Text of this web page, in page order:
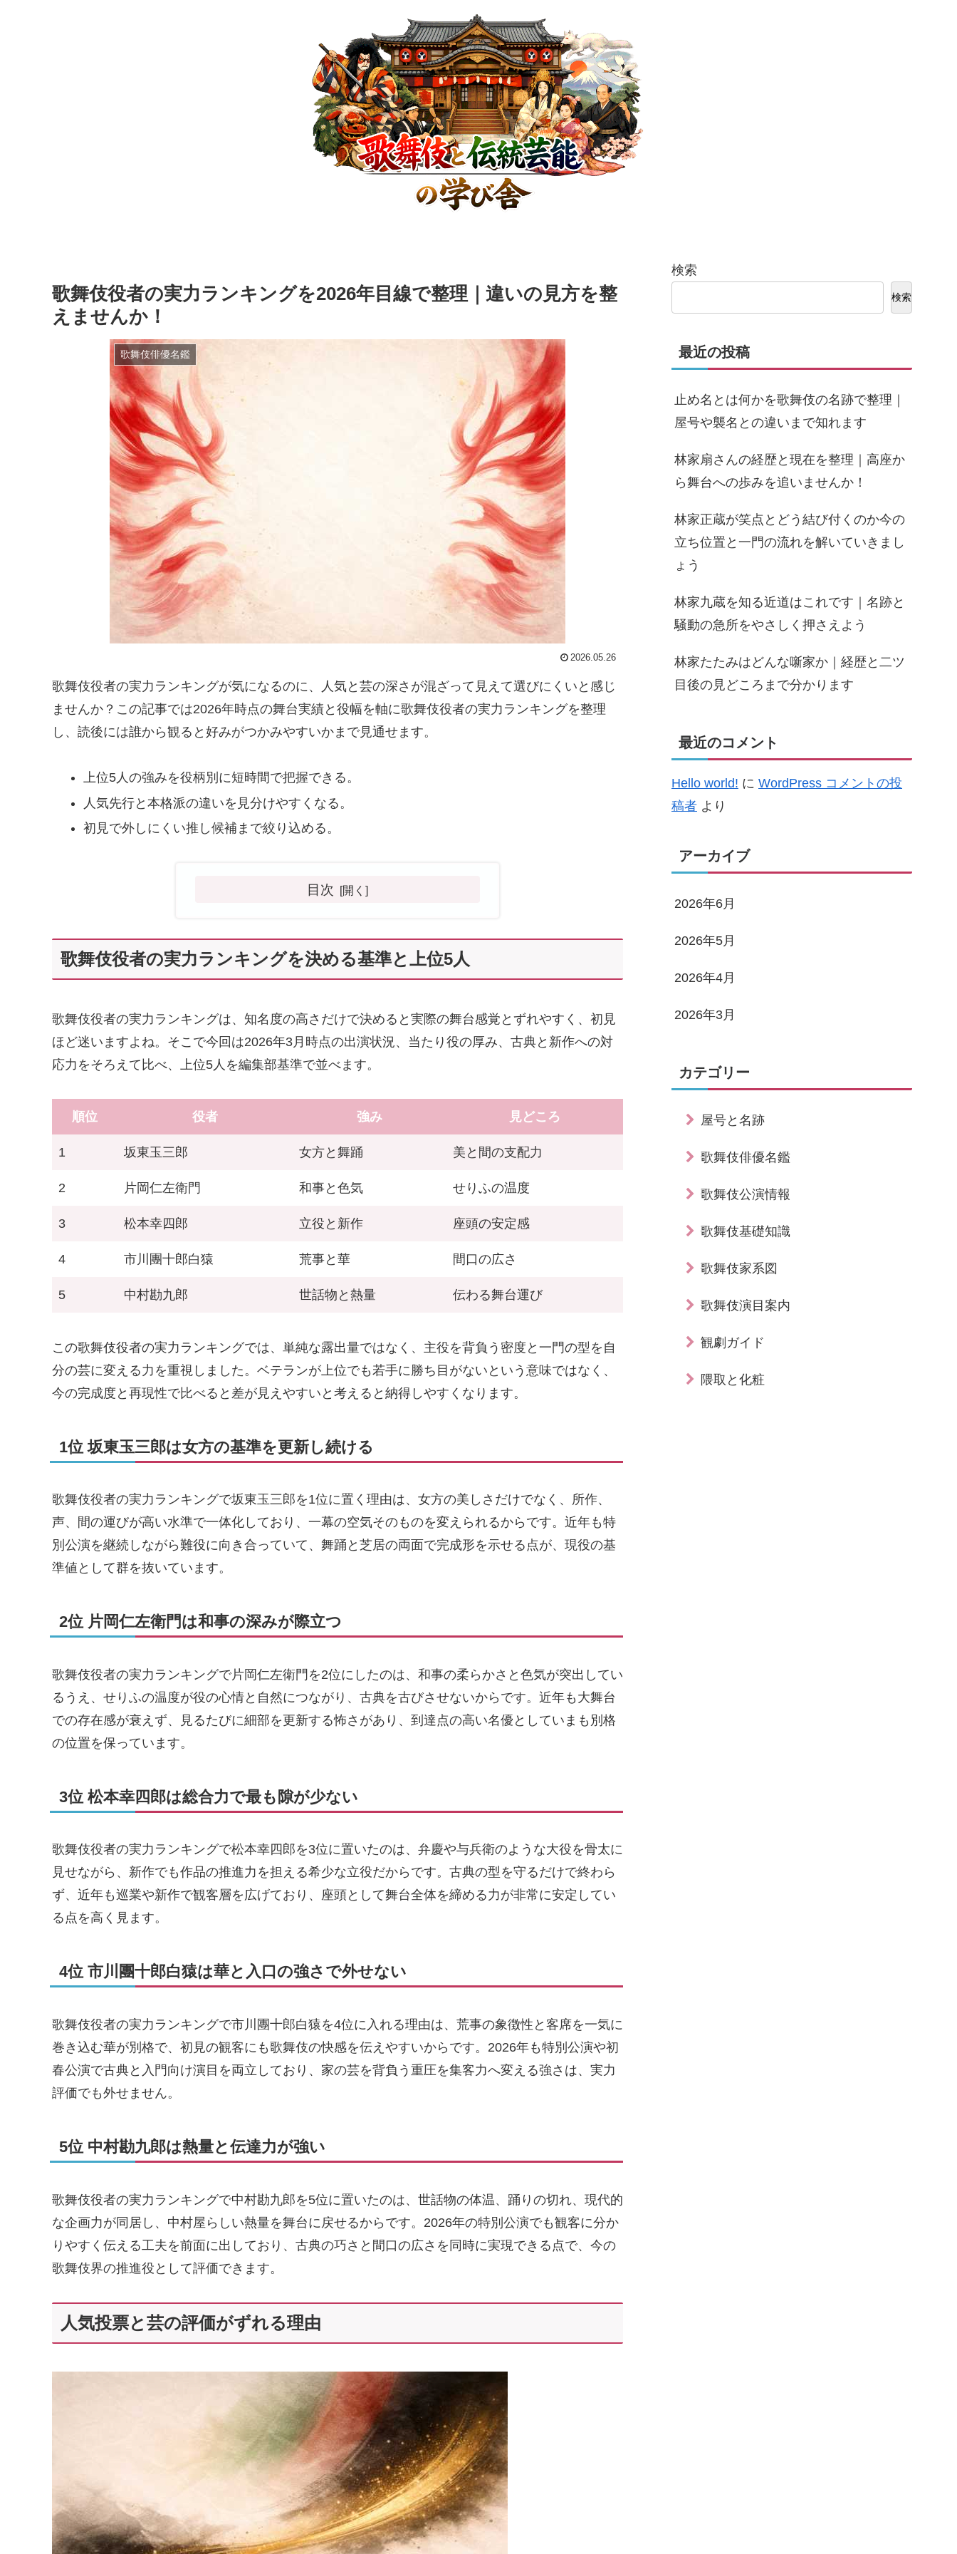
歌舞伎役者の実力ランキングを2026年目線で整理｜違いの見方を整
えませんか！
歌舞伎俳優名鑑
2026.05.26
歌舞伎役者の実力ランキングが気になるのに、人気と芸の深さが混ざって見えて選びにくいと感じ
ませんか？この記事では2026年時点の舞台実績と役幅を軸に歌舞伎役者の実力ランキングを整理
し、読後には誰から観ると好みがつかみやすいかまで見通せます。
上位5人の強みを役柄別に短時間で把握できる。
人気先行と本格派の違いを見分けやすくなる。
初見で外しにくい推し候補まで絞り込める。
目次
歌舞伎役者の実力ランキングを決める基準と上位5人
歌舞伎役者の実力ランキングは、知名度の高さだけで決めると実際の舞台感覚とずれやすく、初見
ほど迷いますよね。そこで今回は2026年3月時点の出演状況、当たり役の厚み、古典と新作への対
応力をそろえて比べ、上位5人を編集部基準で並べます。
順位 役者 強み 見どころ
1 坂東玉三郎 女方と舞踊 美と間の支配力
2 片岡仁左衛門 和事と色気 せりふの温度
3 松本幸四郎 立役と新作 座頭の安定感
4 市川團十郎白猿 荒事と華 間口の広さ
5 中村勘九郎 世話物と熱量 伝わる舞台運び
この歌舞伎役者の実力ランキングでは、単純な露出量ではなく、主役を背負う密度と一門の型を自
分の芸に変える力を重視しました。ベテランが上位でも若手に勝ち目がないという意味ではなく、
今の完成度と再現性で比べると差が見えやすいと考えると納得しやすくなります。
1位 坂東玉三郎は女方の基準を更新し続ける
歌舞伎役者の実力ランキングで坂東玉三郎を1位に置く理由は、女方の美しさだけでなく、所作、
声、間の運びが高い水準で一体化しており、一幕の空気そのものを変えられるからです。近年も特
別公演を継続しながら難役に向き合っていて、舞踊と芝居の両面で完成形を示せる点が、現役の基
準値として群を抜いています。
2位 片岡仁左衛門は和事の深みが際立つ
歌舞伎役者の実力ランキングで片岡仁左衛門を2位にしたのは、和事の柔らかさと色気が突出してい
るうえ、せりふの温度が役の心情と自然につながり、古典を古びさせないからです。近年も大舞台
での存在感が衰えず、見るたびに細部を更新する怖さがあり、到達点の高い名優としていまも別格
の位置を保っています。
3位 松本幸四郎は総合力で最も隙が少ない
歌舞伎役者の実力ランキングで松本幸四郎を3位に置いたのは、弁慶や与兵衛のような大役を骨太に
見せながら、新作でも作品の推進力を担える希少な立役だからです。古典の型を守るだけで終わら
ず、近年も巡業や新作で観客層を広げており、座頭として舞台全体を締める力が非常に安定してい
る点を高く見ます。
4位 市川團十郎白猿は華と入口の強さで外せない
歌舞伎役者の実力ランキングで市川團十郎白猿を4位に入れる理由は、荒事の象徴性と客席を一気に
巻き込む華が別格で、初見の観客にも歌舞伎の快感を伝えやすいからです。2026年も特別公演や初
春公演で古典と入門向け演目を両立しており、家の芸を背負う重圧を集客力へ変える強さは、実力
評価でも外せません。
5位 中村勘九郎は熱量と伝達力が強い
歌舞伎役者の実力ランキングで中村勘九郎を5位に置いたのは、世話物の体温、踊りの切れ、現代的
な企画力が同居し、中村屋らしい熱量を舞台に戻せるからです。2026年の特別公演でも観客に分か
りやすく伝える工夫を前面に出しており、古典の巧さと間口の広さを同時に実現できる点で、今の
歌舞伎界の推進役として評価できます。
人気投票と芸の評価がずれる理由
検索
検索
最近の投稿
止め名とは何かを歌舞伎の名跡で整理｜
屋号や襲名との違いまで知れます
林家扇さんの経歴と現在を整理｜高座か
ら舞台への歩みを追いませんか！
林家正蔵が笑点とどう結び付くのか今の
立ち位置と一門の流れを解いていきまし
ょう
林家九蔵を知る近道はこれです｜名跡と
騒動の急所をやさしく押さえよう
林家たたみはどんな噺家か｜経歴と二ツ
目後の見どころまで分かります
最近のコメント
Hello world! に WordPress コメントの投
稿者 より
アーカイブ
2026年6月
2026年5月
2026年4月
2026年3月
カテゴリー
屋号と名跡
歌舞伎俳優名鑑
歌舞伎公演情報
歌舞伎基礎知識
歌舞伎家系図
歌舞伎演目案内
観劇ガイド
隈取と化粧